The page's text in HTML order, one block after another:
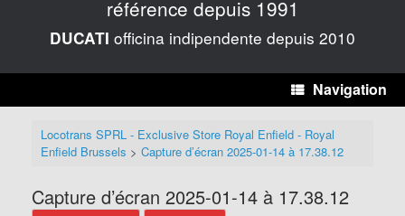
référence depuis 1991
DUCATI officina indipendente depuis 2010
Navigation
Locotrans SPRL - Exclusive Store Royal Enfield - Royal
Enfield Brussels > Capture d’écran 2025-01-14 à 17.38.12
Capture d’écran 2025-01-14 à 17.38.12